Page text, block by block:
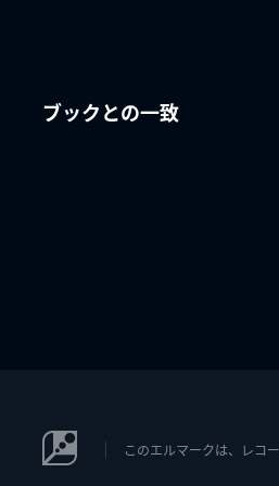
ブックとの一致
このエルマークは、レコ